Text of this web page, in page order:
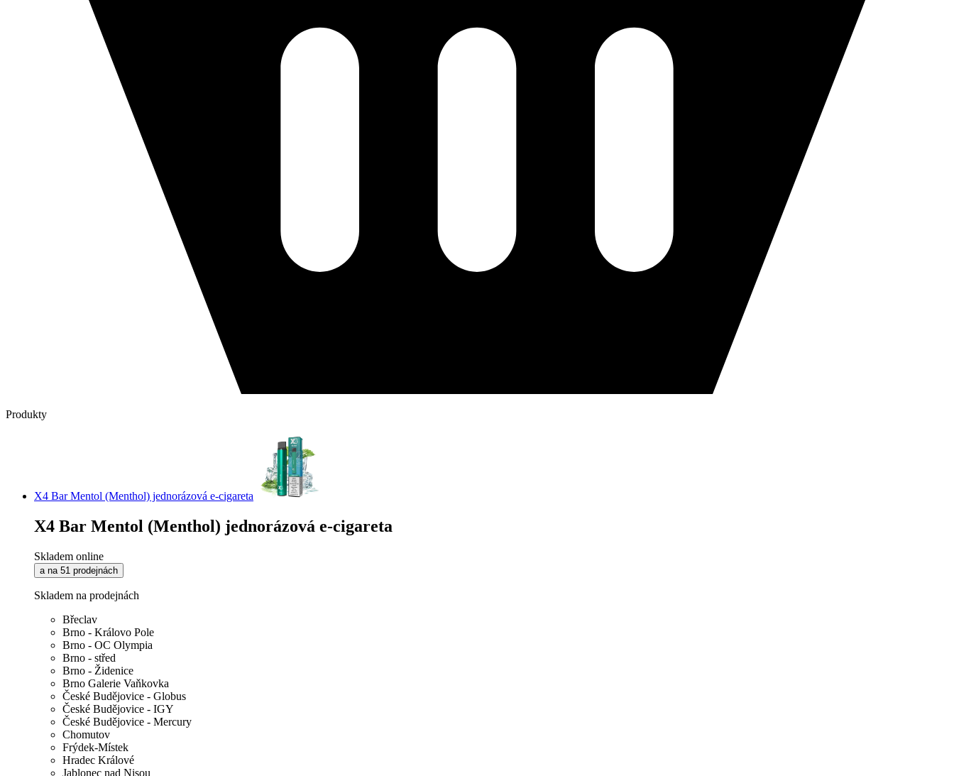
Produkty
X4 Bar Mentol (Menthol) jednorázová e-cigareta
X4 Bar Mentol (Menthol) jednorázová e-cigareta
Skladem online
a na 51 prodejnách
Skladem na prodejnách
Břeclav
Brno - Královo Pole
Brno - OC Olympia
Brno - střed
Brno - Židenice
Brno Galerie Vaňkovka
České Budějovice - Globus
České Budějovice - IGY
České Budějovice - Mercury
Chomutov
Frýdek-Místek
Hradec Králové
Jablonec nad Nisou